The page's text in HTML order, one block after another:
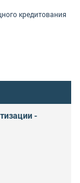
кредитования
-